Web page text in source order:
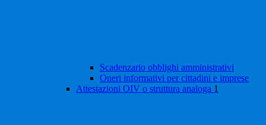
Scadenzario obblighi amministrativi
Oneri informativi per cittadini e imprese
Attestazioni OIV o struttura analoga 1